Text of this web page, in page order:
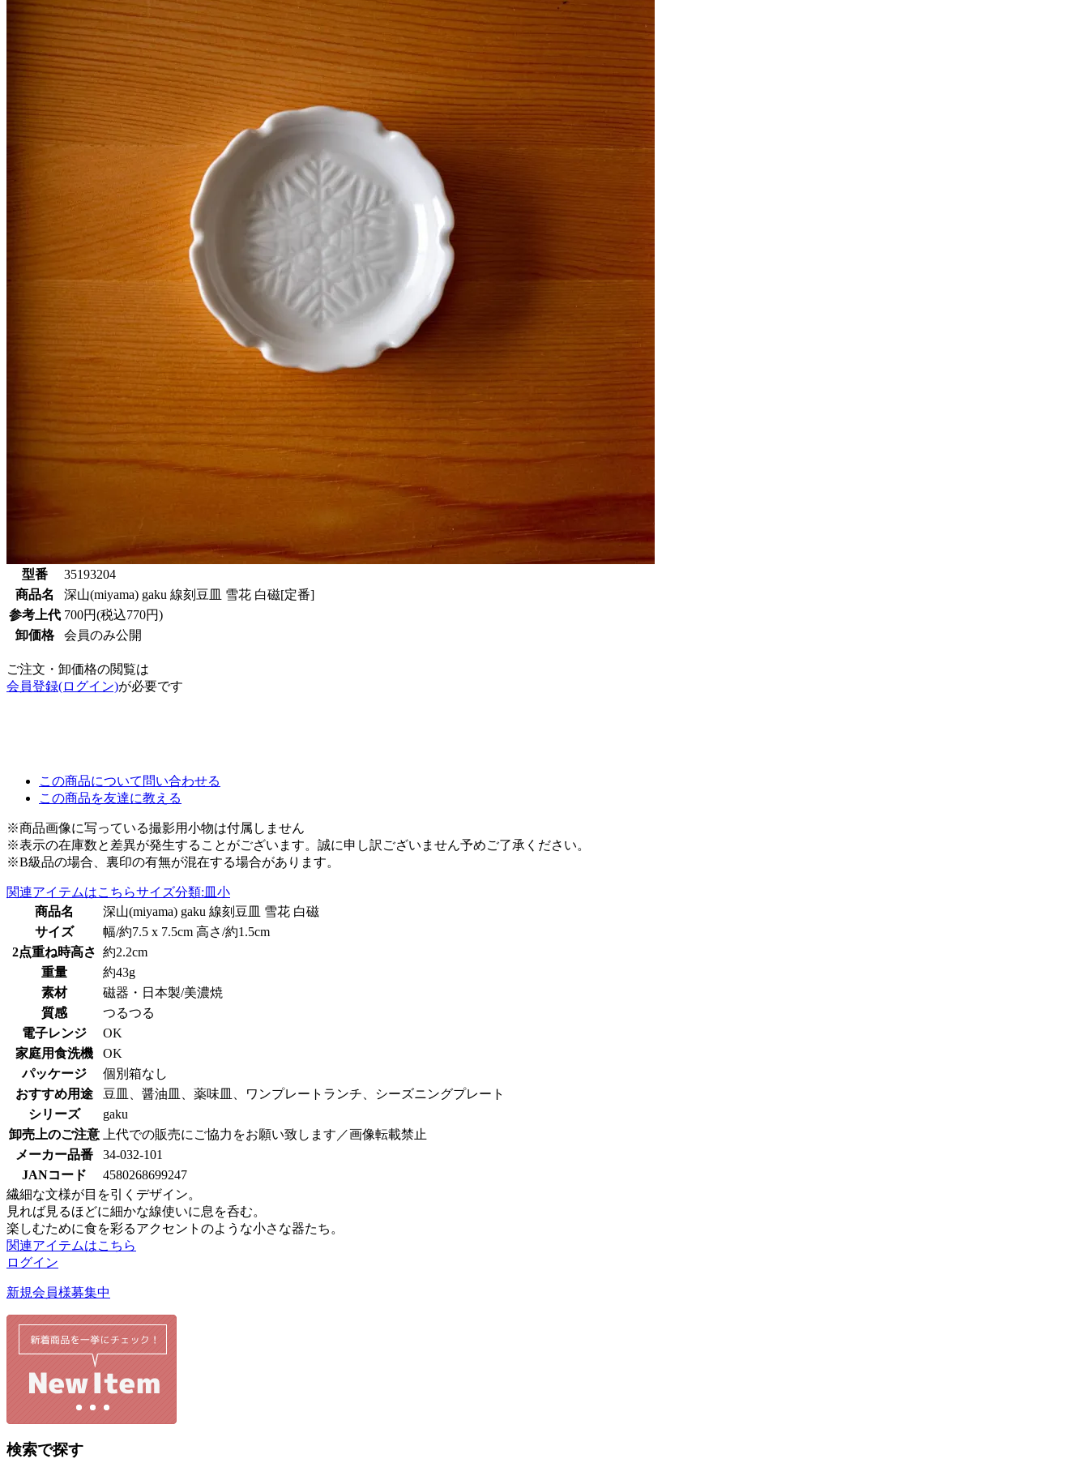
型番
35193204
商品名
深山(miyama) gaku 線刻豆皿 雪花 白磁[定番]
参考上代 700円(税込770円)
卸価格
会員のみ公開
ご注文・卸価格の閲覧は
会員登録(ログイン)が必要です
この商品について問い合わせる
この商品を友達に教える
※商品画像に写っている撮影用小物は付属しません
※表示の在庫数と差異が発生することがございます。誠に申し訳ございません予めご了承ください。
※B級品の場合、裏印の有無が混在する場合があります。
関連アイテムはこちらサイズ分類:皿小
商品名
深山(miyama) gaku 線刻豆皿 雪花 白磁
サイズ
幅/約7.5 x 7.5cm 高さ/約1.5cm
2点重ね時高さ 約2.2cm
重量
約43g
素材
磁器・日本製/美濃焼
質感
つるつる
電子レンジ
OK
家庭用食洗機
OK
パッケージ
個別箱なし
おすすめ用途
豆皿、醤油皿、薬味皿、ワンプレートランチ、シーズニングプレート
シリーズ
gaku
卸売上のご注意
上代での販売にご協力をお願い致します／画像転載禁止
メーカー品番
34-032-101
JANコード
4580268699247
繊細な文様が目を引くデザイン。
見れば見るほどに細かな線使いに息を呑む。
楽しむために食を彩るアクセントのような小さな器たち。
関連アイテムはこちら
ログイン
新規会員様募集中
検索で探す